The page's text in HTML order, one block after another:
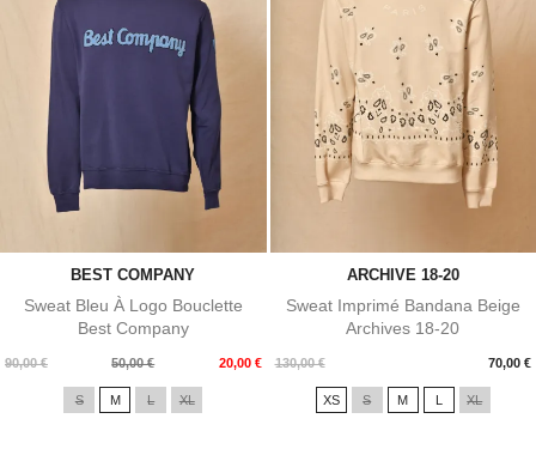
BEST COMPANY
Sweat Bleu À Logo Bouclette
Best Company
90,00 €
Prix
50,00 € 20,00 €
Prix
S M L XL
ARCHIVE 18-20
Sweat Imprimé Bandana Beige
Archives 18-20
130,00 € 70,00 €
Prix
XS S M L XL